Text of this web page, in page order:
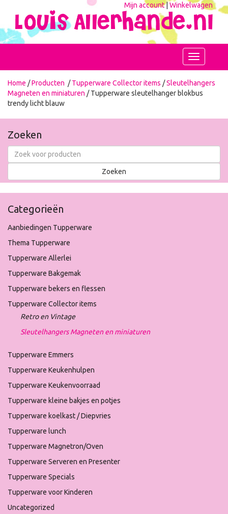
Mijn account|Winkelwagen
Toggle
navigation
Home /Producten /Tupperware Collector items /Sleutelhangers
Magneten en miniaturen / Tupperware sleutelhanger blokbus
trendy licht blauw
Zoeken
Categorieën
Aanbiedingen Tupperware
Thema Tupperware
Tupperware Allerlei
Tupperware Bakgemak
Tupperware bekers en flessen
Tupperware Collector items
Retro en Vintage
Sleutelhangers Magneten en miniaturen
Tupperware Emmers
Tupperware Keukenhulpen
Tupperware Keukenvoorraad
Tupperware kleine bakjes en potjes
Tupperware koelkast / Diepvries
Tupperware lunch
Tupperware Magnetron/Oven
Tupperware Serveren en Presenter
Tupperware Specials
Tupperware voor Kinderen
Uncategorized